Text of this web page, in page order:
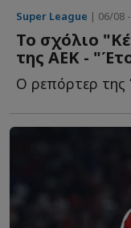
Super League | 06/08
Το σχόλιο
της ΑΕΚ -